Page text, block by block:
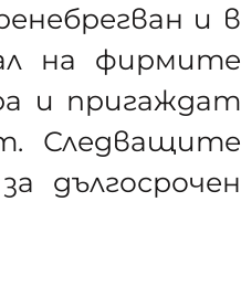
и в
на фирмите
и пригаждат
Следващите
дългосрочен